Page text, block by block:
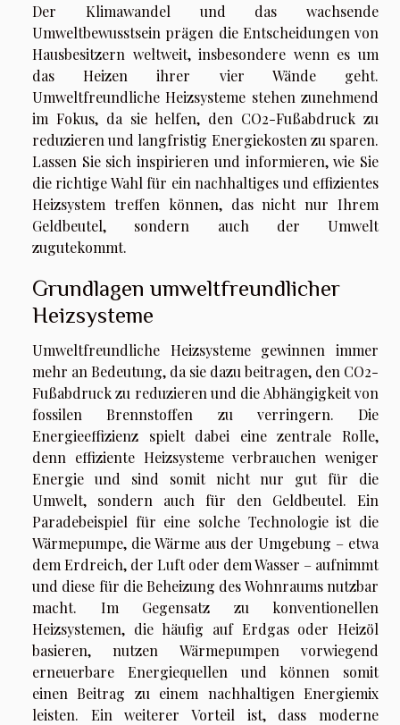
Der Klimawandel und das wachsende
Umweltbewusstsein prägen die Entscheidungen von
Hausbesitzern weltweit, insbesondere wenn es um
das Heizen ihrer vier Wände geht.
Umweltfreundliche Heizsysteme stehen zunehmend
im Fokus, da sie helfen, den CO2-Fußabdruck zu
reduzieren und langfristig Energiekosten zu sparen.
Lassen Sie sich inspirieren und informieren, wie Sie
die richtige Wahl für ein nachhaltiges und effizientes
Heizsystem treffen können, das nicht nur Ihrem
Geldbeutel, sondern auch der Umwelt
zugutekommt.
Grundlagen umweltfreundlicher
Heizsysteme
Umweltfreundliche Heizsysteme gewinnen immer
mehr an Bedeutung, da sie dazu beitragen, den CO2-
Fußabdruck zu reduzieren und die Abhängigkeit von
fossilen Brennstoffen zu verringern. Die
Energieeffizienz spielt dabei eine zentrale Rolle,
denn effiziente Heizsysteme verbrauchen weniger
Energie und sind somit nicht nur gut für die
Umwelt, sondern auch für den Geldbeutel. Ein
Paradebeispiel für eine solche Technologie ist die
Wärmepumpe, die Wärme aus der Umgebung – etwa
dem Erdreich, der Luft oder dem Wasser – aufnimmt
und diese für die Beheizung des Wohnraums nutzbar
macht. Im Gegensatz zu konventionellen
Heizsystemen, die häufig auf Erdgas oder Heizöl
basieren, nutzen Wärmepumpen vorwiegend
erneuerbare Energiequellen und können somit
einen Beitrag zu einem nachhaltigen Energiemix
leisten. Ein weiterer Vorteil ist, dass moderne